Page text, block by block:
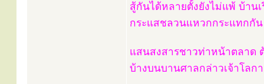
สู้กันได้หลายตั้งยังไม่แพ้ บ้าน
กระแสชลวนแหวกกระแทกกั
แสนสงสารชาวท่าหน้าตลาด
บ้างบนบานศาลกล่าวเจ้าโล